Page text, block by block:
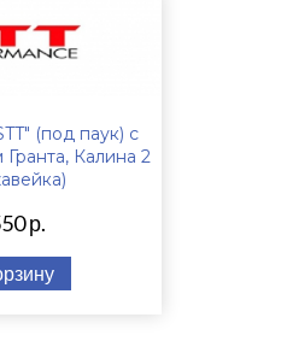
(под паук) с
Калина 2
р.